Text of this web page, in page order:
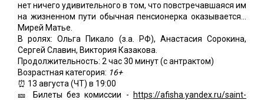
нет ничего удивительного в том, что повстречавшаяся им
на жизненном пути обычная пенсионерка оказывается...
Мирей Матье.
В ролях: Ольга Пикало (з.а. РФ), Анастасия Сорокина,
Сергей Славин, Виктория Казакова.
Продолжительность: 2 час 30 минут (с антрактом)
Возрастная категория: 16+
⏰ 13 августа (ЧТ) в 19:00
🎫 Билеты без комиссии -
https://afisha.yandex.ru/saint-